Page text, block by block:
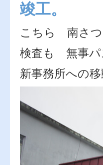
竣工。
こちら 南さつ
検査も 無事パ
新事務所への